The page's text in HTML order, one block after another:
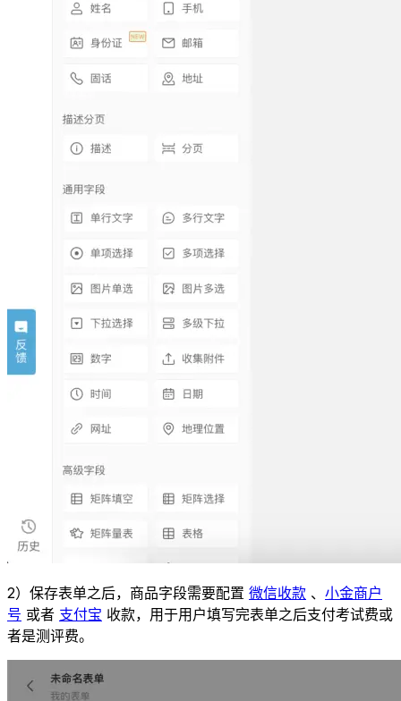
2）保存表单之后，商品字段需要配置 微信收款 、 小金商户
号 或者 支付宝 收款，用于用户填写完表单之后支付考试费或
者是测评费。